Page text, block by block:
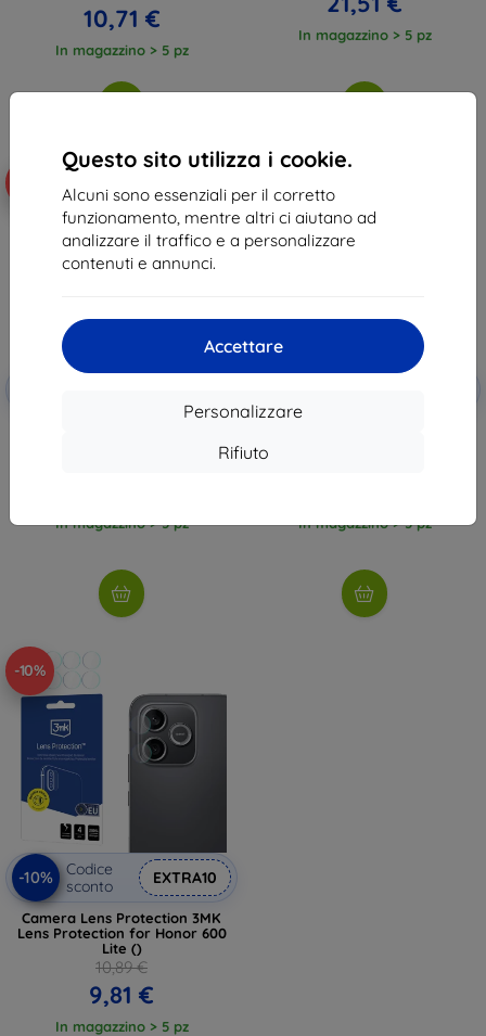
Questo sito utilizza i cookie.
Alcuni sono essenziali per il corretto
funzionamento, mentre altri ci aiutano ad
analizzare il traffico e a personalizzare
contenuti e annunci.
Accettare
Personalizzare
Rifiuto
10,71 €
In magazzino > 5 pz
In magazzino > 5 pz
3MK ARC+ per Honor 600 Lite
In magazzino > 5 pz In magazzino > 5 pz
-10%
-10%
Codice
sconto
EXTRA10
Camera Lens Protection 3MK
Lens Protection for Honor 600
Lite ()
10,89 €
9,81 €
In magazzino > 5 pz